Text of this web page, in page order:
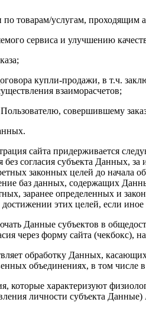
по товарам/услугам,
сервиса и улучшению
купли-продажи, в т.ч.
взаиморасчетов;
совершившему
сайта придерживается
без согласия субъекта Данных,
законных целей до
баз данных, содержащих
заранее определенных и
этих целей, если
Данные субъектов в
через форму сайта (чекбокс),
обработку Данных,
объединениях, в том числе
которые характеризуют
личности субъекта